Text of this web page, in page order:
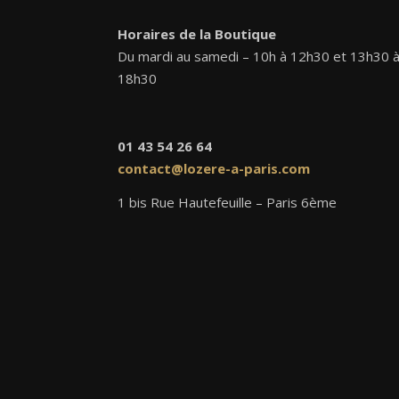
Horaires de la Boutique
Du mardi au samedi – 10h à 12h30 et 13h30 à
18h30
01 43 54 26 64
contact@lozere-a-paris.com
1 bis Rue Hautefeuille – Paris 6ème